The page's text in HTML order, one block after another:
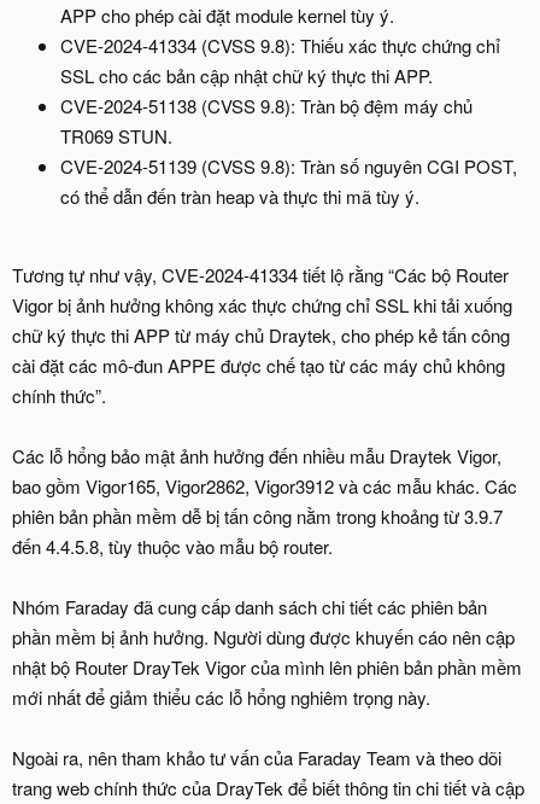
APP cho phép cài đặt module kernel tùy ý.
CVE-2024-41334 (CVSS 9.8): Thiếu xác thực chứng chỉ
SSL cho các bản cập nhật chữ ký thực thi APP.
CVE-2024-51138 (CVSS 9.8): Tràn bộ đệm máy chủ
TR069 STUN.
CVE-2024-51139 (CVSS 9.8): Tràn số nguyên CGI POST,
có thể dẫn đến tràn heap và thực thi mã tùy ý.
Tương tự như vậy, CVE-2024-41334 tiết lộ rằng “Các bộ Router
Vigor bị ảnh hưởng không xác thực chứng chỉ SSL khi tải xuống
chữ ký thực thi APP từ máy chủ Draytek, cho phép kẻ tấn công
cài đặt các mô-đun APPE được chế tạo từ các máy chủ không
chính thức”.
Các lỗ hổng bảo mật ảnh hưởng đến nhiều mẫu Draytek Vigor,
bao gồm Vigor165, Vigor2862, Vigor3912 và các mẫu khác. Các
phiên bản phần mềm dễ bị tấn công nằm trong khoảng từ 3.9.7
đến 4.4.5.8, tùy thuộc vào mẫu bộ router.
Nhóm Faraday đã cung cấp danh sách chi tiết các phiên bản
phần mềm bị ảnh hưởng. Người dùng được khuyến cáo nên cập
nhật bộ Router DrayTek Vigor của mình lên phiên bản phần mềm
mới nhất để giảm thiểu các lỗ hổng nghiêm trọng này.
Ngoài ra, nên tham khảo tư vấn của Faraday Team và theo dõi
trang web chính thức của DrayTek để biết thông tin chi tiết và cập